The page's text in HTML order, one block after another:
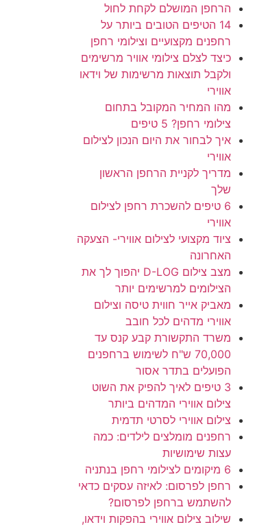
הרחפן המושלם לקחת לחול
14 הטיפים הטובים ביותר על
רחפנים מקצועיים וצילומי רחפן
כיצד לצלם צילומי אוויר מרשימים
ולקבל תוצאות מרשימות של וידאו
אווירי
מהו המחיר המקובל בתחום
צילומי רחפן? 5 טיפים
איך לבחור את היום הנכון לצילום
אווירי
מדריך לקניית הרחפן הראשון
שלך
6 טיפים להשכרת רחפן לצילום
אווירי
ציוד מקצועי לצילום אווירי- הצעקה
האחרונה
מצב צילום D-LOG יהפוך לך את
הצילומים למרשימים יותר
מאביק אייר חווית טיסה וצילום
אווירי מדהים לכל חובב
משרד התקשורת קבע קנס עד
70,000 ש"ח לשימוש ברחפנים
הפועלים בתדר אסור
3 טיפים לאיך להפיק את השוט
צילום אווירי המדהים ביותר
צילום אווירי לסרטי תדמית
רחפנים מומלצים לילדים: כמה
עצות שימושיות
6 מיקומים לצילומי רחפן בנתניה
רחפן לפרסום: לאיזה עסקים כדאי
להשתמש ברחפן לפרסום?
שילוב צילום אווירי בהפקות וידאו,